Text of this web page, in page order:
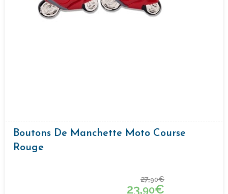
Boutons De Manchette Moto Course
Rouge
27,90€
23,90€